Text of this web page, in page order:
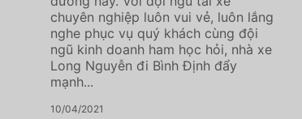
chuyên nghiệp luôn vui vẻ, luôn lắng
nghe phục vụ quý khách cùng đội
ngũ kinh doanh ham học hỏi, nhà xe
Long Nguyễn đi Bình Định đẩy
mạnh...
10/04/2021